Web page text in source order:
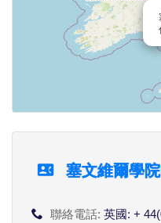
塞文維爾學
聯絡電話: 英國: +